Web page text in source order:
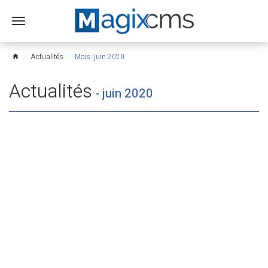
Ouvrir
menu
home Actualités Mois: juin 2020
Actualités -juin 2020